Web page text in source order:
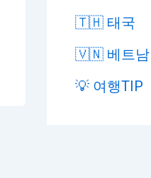
🇹🇭 태국
🇻🇳 베트남
💡 여행TIP